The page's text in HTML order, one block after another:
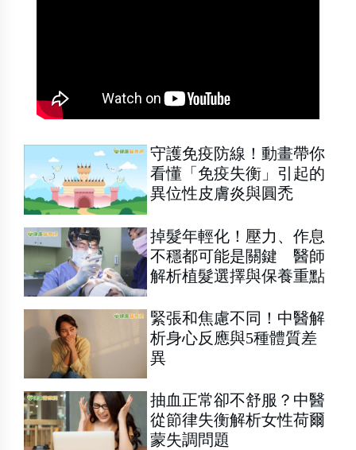
守護免疫防線！動畫帶你
看懂「免疫失衡」引起的
異位性皮膚炎與圓禿
掉髮年輕化！壓力、作息
不穩都可能是關鍵 醫師
解析植髮選擇與保養重點
緊張和焦慮不同！中醫解
析身心反應與5種體質差
異
抽血正常卻不舒服？中醫
從節律失衡解析女性荷爾
蒙失調問題